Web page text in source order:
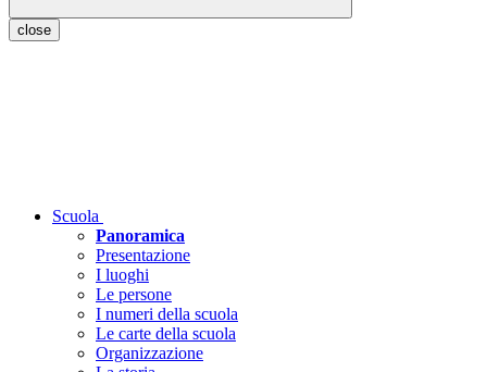
close
Scuola
Panoramica
Presentazione
I luoghi
Le persone
I numeri della scuola
Le carte della scuola
Organizzazione